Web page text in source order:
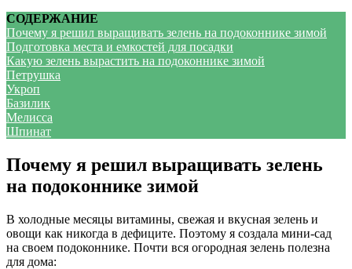
СОДЕРЖАНИЕ
Почему я решил выращивать зелень на подоконнике зимой
Подготовка места и емкостей для посадки
Какую зелень вырастить на подоконнике зимой
Петрушка
Укроп
Базилик
Мелисса
Шпинат
Почему я решил выращивать зелень
на подоконнике зимой
В холодные месяцы витамины, свежая и вкусная зелень и
овощи как никогда в дефиците. Поэтому я создала мини-сад
на своем подоконнике. Почти вся огородная зелень полезна
для дома: